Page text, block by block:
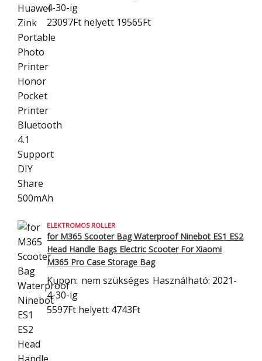
4-30-ig
23097Ft helyett 19565Ft
ELEKTROMOS ROLLER
for M365 Scooter Bag Waterproof Ninebot ES1 ES2
Head Handle Bags Electric Scooter For Xiaomi
M365 Pro Case Storage Bag
Kupon: nem szükséges Használható: 2021-
4-30-ig
5597Ft helyett 4743Ft